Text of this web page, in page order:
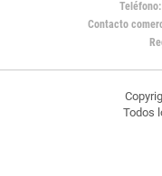
Teléfono:
Contacto
Todos